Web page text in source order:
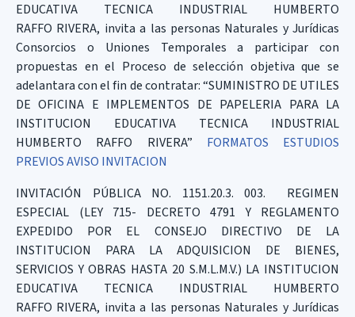
EDUCATIVA TECNICA INDUSTRIAL HUMBERTO
RAFFO RIVERA, invita a las personas Naturales y Jurídicas
Consorcios o Uniones Temporales a participar con
propuestas en el Proceso de selección objetiva que se
adelantara con el fin de contratar: “SUMINISTRO DE UTILES
DE OFICINA E IMPLEMENTOS DE PAPELERIA PARA LA
INSTITUCION EDUCATIVA TECNICA INDUSTRIAL
HUMBERTO RAFFO RIVERA” FORMATOS
ESTUDIOS
PREVIOSAVISO INVITACION
INVITACIÓN PÚBLICA NO. 1151.20.3. 003. REGIMEN
ESPECIAL (LEY 715- DECRETO 4791 Y REGLAMENTO
EXPEDIDO POR EL CONSEJO DIRECTIVO DE LA
INSTITUCION PARA LA ADQUISICION DE BIENES,
SERVICIOS Y OBRAS HASTA 20 S.M.L.M.V.) LA INSTITUCION
EDUCATIVA TECNICA INDUSTRIAL HUMBERTO
RAFFO RIVERA, invita a las personas Naturales y Jurídicas